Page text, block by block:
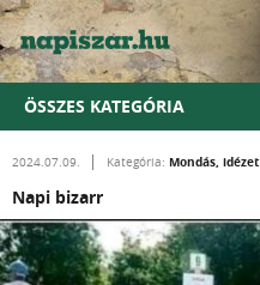
ÖSSZES KATEGÓRIA
2024.07.09. Kategória: Mondás, idézet
Napi bizarr